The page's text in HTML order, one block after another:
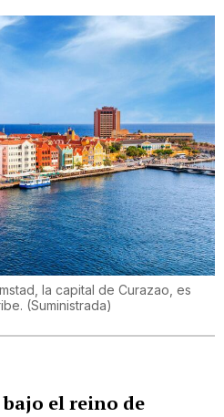
la capital de Curazao, es
(Suministrada)
el reino de